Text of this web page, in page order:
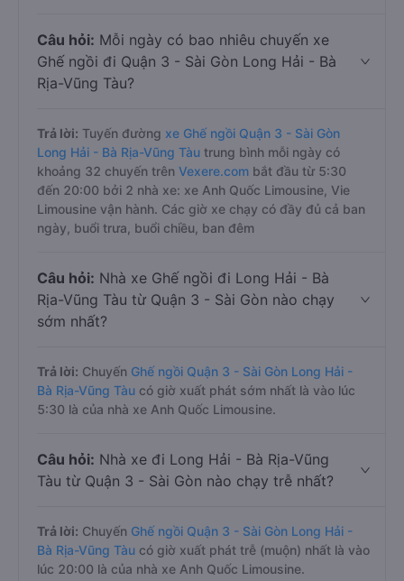
Câu hỏi: Mỗi ngày có bao nhiêu chuyến xe
Ghế ngồi đi Quận 3 - Sài Gòn Long Hải - Bà
Rịa-Vũng Tàu?
Trả lời: Tuyến đường xe Ghế ngồi Quận 3 - Sài Gòn
Long Hải - Bà Rịa-Vũng Tàu trung bình mỗi ngày có
khoảng 32 chuyến trên Vexere.com bắt đầu từ 5:30
đến 20:00 bởi 2 nhà xe: xe Anh Quốc Limousine, Vie
Limousine vận hành. Các giờ xe chạy có đầy đủ cả ban
ngày, buổi trưa, buổi chiều, ban đêm
Câu hỏi: Nhà xe Ghế ngồi đi Long Hải - Bà
Rịa-Vũng Tàu từ Quận 3 - Sài Gòn nào chạy
sớm nhất?
Trả lời: Chuyến Ghế ngồi Quận 3 - Sài Gòn Long Hải -
Bà Rịa-Vũng Tàu có giờ xuất phát sớm nhất là vào lúc
5:30 là của nhà xe Anh Quốc Limousine.
Câu hỏi: Nhà xe đi Long Hải - Bà Rịa-Vũng
Tàu từ Quận 3 - Sài Gòn nào chạy trễ nhất?
Trả lời: Chuyến Ghế ngồi Quận 3 - Sài Gòn Long Hải -
Bà Rịa-Vũng Tàu có giờ xuất phát trễ (muộn) nhất là vào
lúc 20:00 là của nhà xe Anh Quốc Limousine.